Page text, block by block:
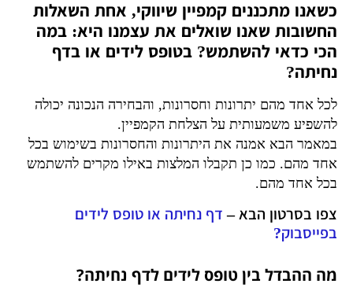
כשאנו מתכננים קמפיין שיווקי, אחת השאלות
החשובות שאנו שואלים את עצמנו היא: במה
הכי כדאי להשתמש? בטופס לידים או בדף
נחיתה?
לכל אחד מהם יתרונות וחסרונות, והבחירה הנכונה יכולה
להשפיע משמעותית על הצלחת הקמפיין.
במאמר הבא אמנה את היתרונות והחסרונות בשימוש בכל
אחד מהם. כמו כן תקבלו המלצות באילו מקרים להשתמש
בכל אחד מהם.
צפו בסרטון הבא – דף נחיתה או טופס לידים
בפייסבוק?
מה ההבדל בין טופס לידים לדף נחיתה?